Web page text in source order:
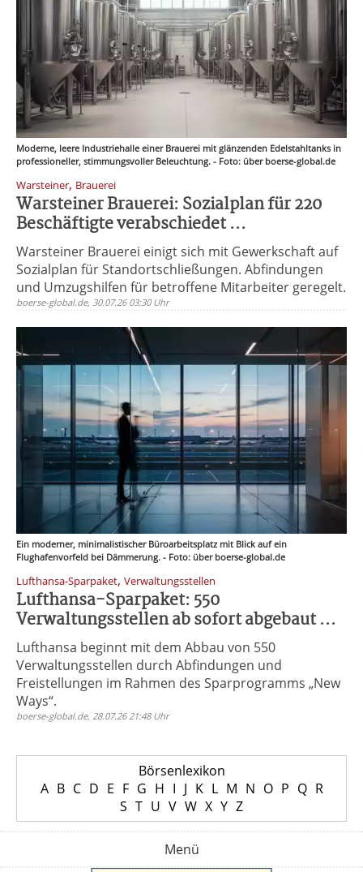
Moderne, leere Industriehalle einer Brauerei mit glänzenden Edelstahltanks in
professioneller, stimmungsvoller Beleuchtung. - Foto: über boerse-global.de
Warsteiner, Brauerei
Warsteiner Brauerei: Sozialplan für 220
Beschäftigte verabschiedet ...
Warsteiner Brauerei einigt sich mit Gewerkschaft auf
Sozialplan für Standortschließungen. Abfindungen
und Umzugshilfen für betroffene Mitarbeiter geregelt.
boerse-global.de, 30.07.26 03:30 Uhr
Ein moderner, minimalistischer Büroarbeitsplatz mit Blick auf ein
Flughafenvorfeld bei Dämmerung. - Foto: über boerse-global.de
Lufthansa-Sparpaket, Verwaltungsstellen
Lufthansa-Sparpaket: 550
Verwaltungsstellen ab sofort abgebaut ...
Lufthansa beginnt mit dem Abbau von 550
Verwaltungsstellen durch Abfindungen und
Freistellungen im Rahmen des Sparprogramms „New
Ways“.
boerse-global.de, 28.07.26 21:48 Uhr
Börsenlexikon
A B C D E F G H I J K L M N O P Q R
S T U V W X Y Z
Menü